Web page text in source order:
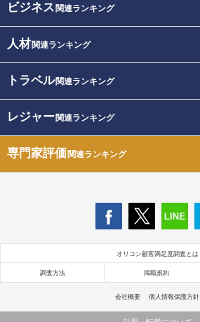
ビジネス 関連ランキング
人材関連ランキング
トラベル関連ランキング
レジャー関連ランキング
専門家評価関連ランキング
オリコン顧客満足度調査とは
調査方法 掲載規約
会社概要 個人情報保護方針